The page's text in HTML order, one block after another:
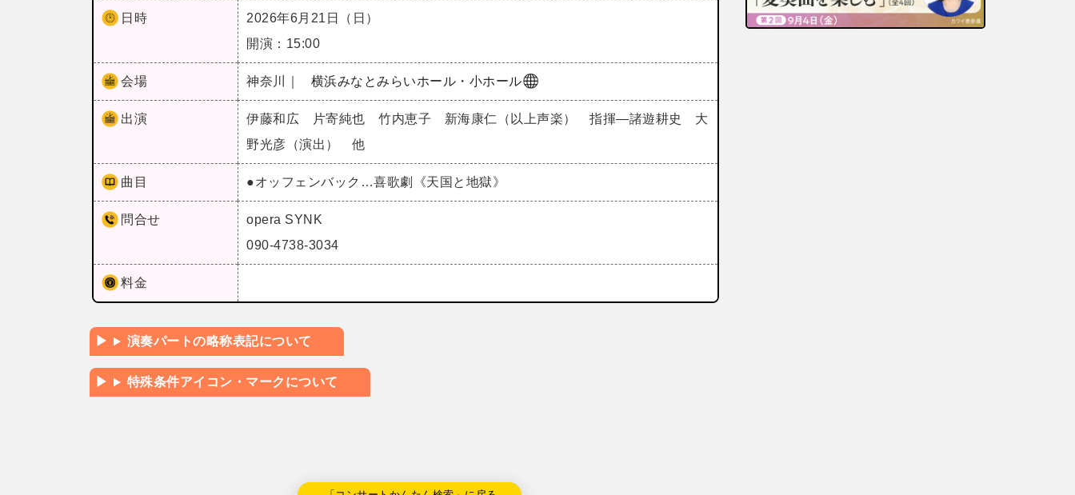
日時
2026年6月21日（日）
開演：15:00
会場 神奈川｜ 横浜みなとみらいホール・小ホール
出演
伊藤和広 片寄純也 竹内恵子 新海康仁（以上声楽） 指揮―諸遊耕史 大
野光彦（演出） 他
曲目 ●オッフェンバック…喜歌劇《天国と地獄》
問合せ
opera SYNK
090-4738-3034
料金
演奏パートの略称表記について
特殊条件アイコン・マークについて